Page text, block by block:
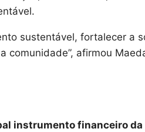
sustentável, fortalecer a
comunidade”, afirmou
instrumento financeiro